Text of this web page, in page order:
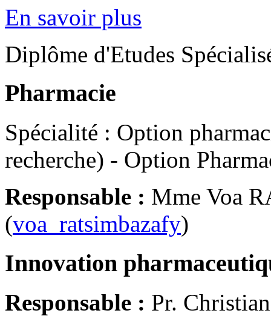
En savoir plus
Diplôme d'Etudes
Pharmacie
Spécialité : Option
recherche) - Option
Responsable : Mme Voa
(voa_ratsimbazafy)
Innovation
Responsable : Pr.